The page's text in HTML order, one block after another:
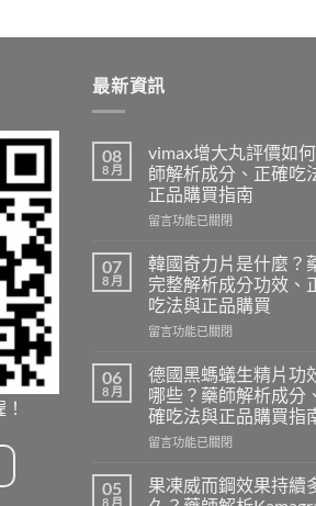
最新資訊
08
8 月
vimax增大丸評價如
師解析成分、正確吃
正品購買指南
在
增
大
丸
評
價
何？
藥
師
解
析
分、
正
留言功能已關閉
07
8 月
韓國奇力片是什麼？
完整解析成分功效、
吃法與正品購買
在
國
奇
力
片
是
麼？
藥
留言功能已關閉
06
8 月
德國黑螞蟻生精片功
哪些？藥師解析成分
確吃法與正品購買指
在
國
黑
留言功能已關閉
05
8 月
果凍威而鋼效果持續